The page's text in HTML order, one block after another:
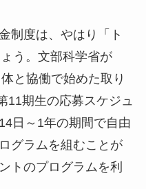
制度は、やはり「ト
う。文部科学省が
と協働で始めた取り
11期生の応募スケジュ
日～1年の期間で自由
グラムを組むことが
トのプログラムを利